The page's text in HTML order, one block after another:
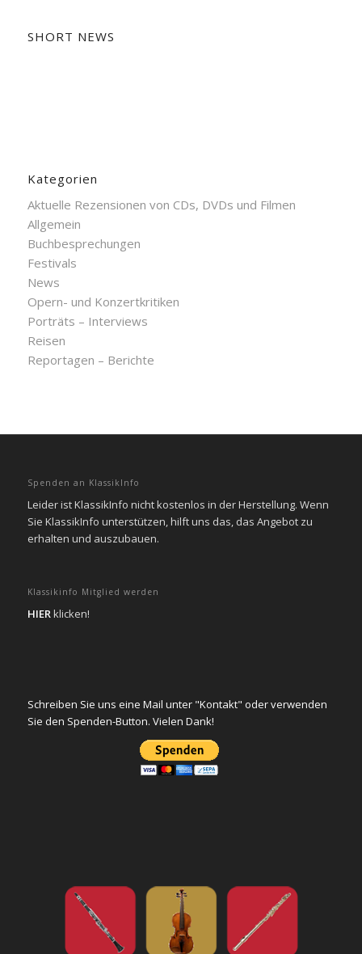
SHORT NEWS
Kategorien
Aktuelle Rezensionen von CDs, DVDs und Filmen
Allgemein
Buchbesprechungen
Festivals
News
Opern- und Konzertkritiken
Porträts – Interviews
Reisen
Reportagen – Berichte
Spenden an KlassikInfo
Leider ist KlassikInfo nicht kostenlos in der Herstellung. Wenn
Sie KlassikInfo unterstützen, hilft uns das, das Angebot zu
erhalten und auszubauen.
Klassikinfo Mitglied werden
HIERklicken!
Schreiben Sie uns eine Mail unter "Kontakt" oder verwenden
Sie den Spenden-Button. Vielen Dank!